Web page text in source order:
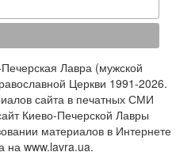
Лавра (мужской
Церкви 1991-2026.
сайта в печатных СМИ
Киево-Печерской Лавры
материалов в Интернете
на www.lavra.ua.